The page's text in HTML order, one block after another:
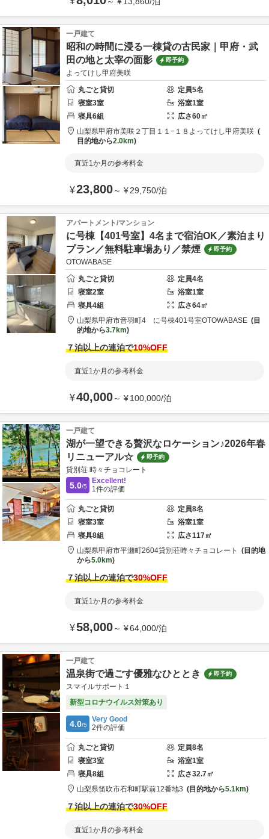
一戸建て
昭和の時間に浸る一棟貸の古民家｜甲府・武
田の地と太宰の面影
即予約
よってけし甲府美咲
丸ごと貸切
定員5名
寝室3室 浴室1室
寝具6組 広さ60㎡
山梨県甲府市美咲２丁目１１−１８ よってけし甲府美咲
目的地から2.0km
直近1か月の参考料金
¥23,800～ ¥29,750/泊
アパートメント/マンション
に号棟【401号室】4名まで宿泊OK／素泊まり
プラン／無料駐車場あり／禁煙
即予約
OTOWABASE
丸ごと貸切
定員4名
寝室2室 浴室1室
寝具4組 広さ64㎡
山梨県甲府市音羽町4 に号棟401号室OTOWABASE
目
的地から3.7km
７泊以上の連泊で10%OFF
直近1か月の参考料金
¥40,000～ ¥100,000/泊
一戸建て
湖が一望できる贅沢なロケーション♪2026年春
リニューアル☆
即予約
貸別荘 時々チョコレート
5.0/5
Excellent!
1件の評価
丸ごと貸切 定員8名
寝室3室 浴室1室
寝具8組 広さ117㎡
山梨県甲府市平瀬町2604貸別荘時々チョコレート
目的地
から5.0km
７泊以上の連泊で30%OFF
直近1か月の参考料金
¥58,000～ ¥64,000/泊
一戸建て
温泉街で過ごす優雅なひととき 即予約
スマイルサポート１
新型コロナウイルス対策あり
4.0/5
Very Good
2件の評価
丸ごと貸切 定員8名
寝室3室 浴室1室
寝具8組 広さ32.7㎡
山梨県笛吹市石和町駅前12番地3 目的地から5.1km
７泊以上の連泊で30%OFF
直近1か月の参考料金